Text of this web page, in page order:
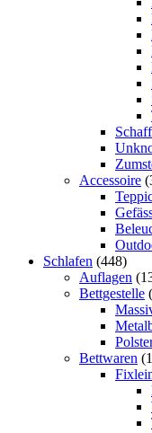
Accessoire
Schlafen (448)
Auflagen
Bettgestelle
Bettwaren